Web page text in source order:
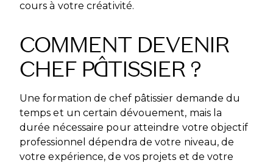
cours à votre créativité.
COMMENT DEVENIR
CHEF PÂTISSIER ?
Une formation de chef pâtissier demande du
temps et un certain dévouement, mais la
durée nécessaire pour atteindre votre objectif
professionnel dépendra de votre niveau, de
votre expérience, de vos projets et de votre